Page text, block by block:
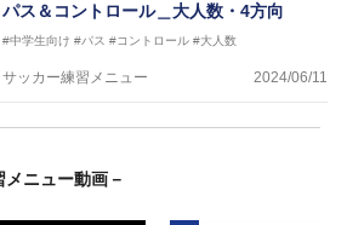
パス＆コントロール＿大人数・4方向
#中学生向け #パス #コントロール #大人数
サッカー練習メニュー 2024/06/11
メニュー動画－